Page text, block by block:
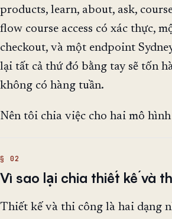
products, learn, about, ask,
flow course access có xác thực,
checkout, và một endpoint
lại tất cả thứ đó bằng tay sẽ tốn
không có hàng tuần.
Nên tôi chia việc cho hai mô
Vì sao lại chia thiết kế và
Thiết kế và thi công là hai dạng